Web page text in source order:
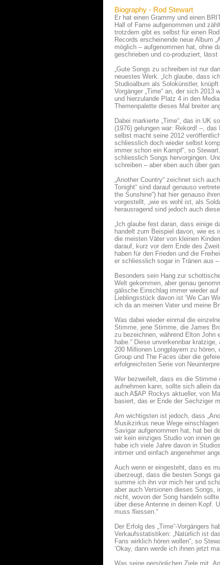
Biography - Rod Stewart
Er hat einen Grammy und einen
Hall of Fame aufgenommen und
trotzdem gibt es selbst für einen
Records erscheinende neue Album
möglich – aufgenommen hat, ohne
geschrieben und co-produziert,
„Gute Songs zu schreiben ist nur
neuestes Werk. „Ich glaube, dass
Studioalbum als Solokünstler,
Vorgänger „Time“ an, der sich
und hierzulande Platz 4 in den
Themenpalette dieses Mal breiter
Dabei markierte „Time“, das in UK
(1976) gelungen war: Rekord! –,
selbst macht seine 2012
schliesslich doch wieder selbst
immer schon ein Kampf“, so
schliesslich Songs hervorgingen.
schreiben – aber eben auch über
„Another Country“ zeichnet sich
Tonight“ sind darauf genauso
the Sunshine“) hat hier genauso
vorgestellt, „wie es wohl ist, als
herausragend sind jedoch auch
„Ich glaube fest daran, dass einige
handelt zum Beispiel davon, wie es
die meisten Väter von kleinen
darauf, kurz vor dem Ende des
haben für den Frieden und die
er schliesslich sogar in Tränen aus
Besonders sein Hang zur
Welt gekommen, aber genau
gälische Einschlag immer wieder
Lieblingsstück davon ist ‘We Can
ich da an meinen Vater und meine
Was dabei wieder einmal die
Stimme, jene Stimme, die James
zu bezeichnen, während Elton John
habe.“ Diese unverkennbar
200 Millionen Longplayern zu
Group und The Faces über die
erfolgreichsten Serie von
Wer bezweifelt, dass es die Stimme
aufnehmen kann, sollte sich allein
auch A$AP Rockys aktueller, von
basiert, das er Ende der Sechziger
Am wichtigsten ist jedoch, dass
Musikzirkus neue Wege
Savigar aufgenommen hat, hat bei
wir kein einziges Studio von innen
habe ich viele Jahre davon in
intimer und einfach angenehmer
Auch wenn er eingesteht, dass es
überzeugt, dass die besten Songs
summe ich ihn vor mich her und
aber auch Versionen dieses Songs,
nicht, wovon der Song handeln
über diese Antenne in deinen Kopf.
muss fliessen.“
Der Erfolg des „Time“-Vorgängers
Verkaufsstatistiken: „Natürlich ist
Fans wirklich hören wollen“, so
‘Okay, dann werde ich ihnen jetzt
Was seine persönlichen Ziele mit